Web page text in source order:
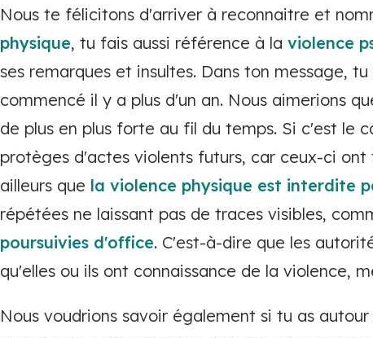
Nous te félicitons d'arriver à reconnaitre et
physique, tu fais aussi référence à la violence
ses remarques et insultes. Dans ton message,
commencé il y a plus d'un an. Nous aimerions
de plus en plus forte au fil du temps. Si c'est le
protèges d'actes violents futurs, car ceux-ci ont
ailleurs que la violence physique est interdite
répétées ne laissant pas de traces visibles,
poursuivies d'office. C'est-à-dire que les
qu'elles ou ils ont connaissance de la violence,
Nous voudrions savoir également si tu as